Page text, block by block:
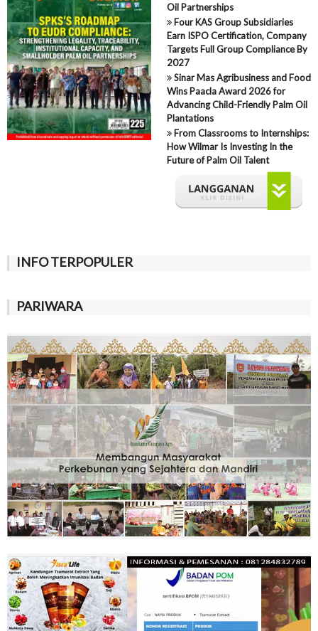
Oil Partnerships
Four KAS Group Subsidiaries
Earn ISPO Certification, Company
Targets Full Group Compliance By
2027
Sinar Mas Agribusiness and Food
Wins Paacla Award 2026 for
Advancing Child-Friendly Palm Oil
Plantations
From Classrooms to Internships:
How Wilmar Is Investing In the
Future of Palm Oil Talent
INFO TERPOPULER
PARIWARA